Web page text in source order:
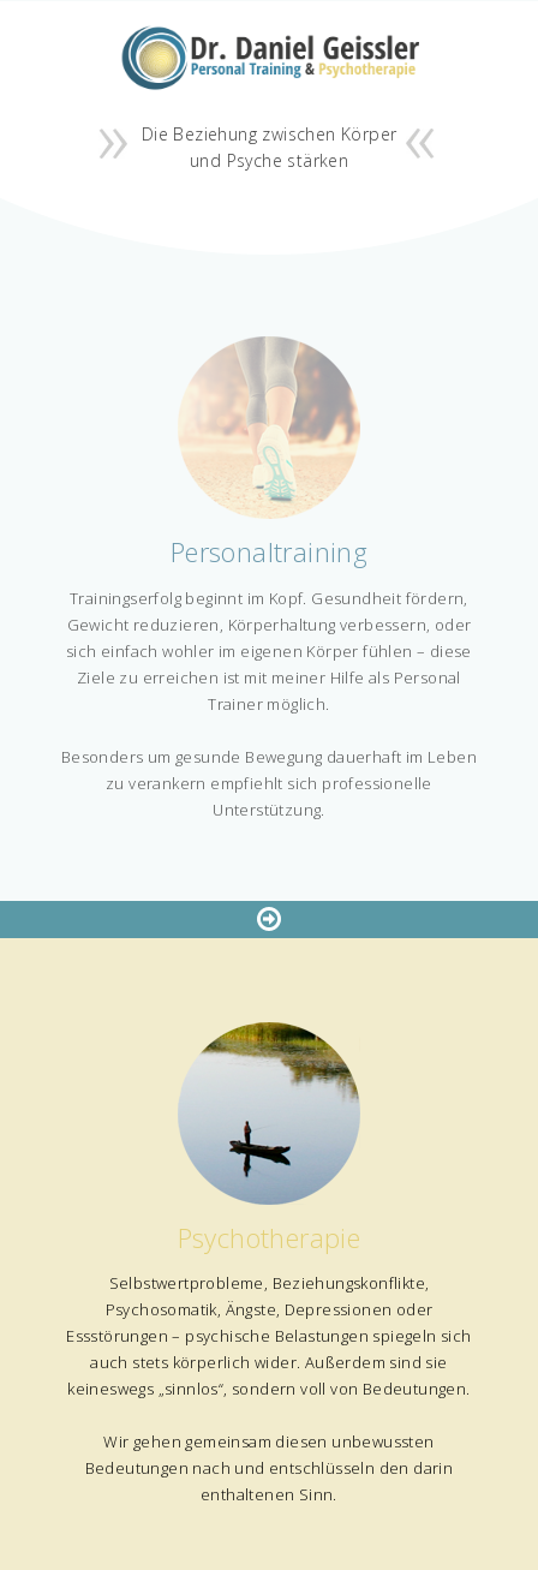
Die Beziehung zwischen Körper
und Psyche stärken
Personaltraining
Trainingserfolg beginnt im Kopf. Gesundheit fördern,
Gewicht reduzieren, Körperhaltung verbessern, oder
sich einfach wohler im eigenen Körper fühlen – diese
Ziele zu erreichen ist mit meiner Hilfe als Personal
Trainer möglich.
Besonders um gesunde Bewegung dauerhaft im Leben
zu verankern empfiehlt sich professionelle
Unterstützung.
Psychotherapie
Selbstwertprobleme, Beziehungskonflikte,
Psychosomatik, Ängste, Depressionen oder
Essstörungen – psychische Belastungen spiegeln sich
auch stets körperlich wider. Außerdem sind sie
keineswegs „sinnlos“, sondern voll von Bedeutungen.
Wir gehen gemeinsam diesen unbewussten
Bedeutungen nach und entschlüsseln den darin
enthaltenen Sinn.